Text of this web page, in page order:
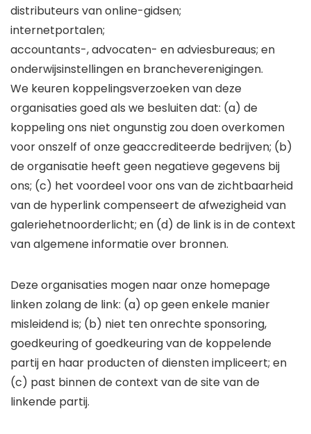
distributeurs van online-gidsen;
internetportalen;
accountants-, advocaten- en adviesbureaus; en
onderwijsinstellingen en brancheverenigingen.
We keuren koppelingsverzoeken van deze
organisaties goed als we besluiten dat: (a) de
koppeling ons niet ongunstig zou doen overkomen
voor onszelf of onze geaccrediteerde bedrijven; (b)
de organisatie heeft geen negatieve gegevens bij
ons; (c) het voordeel voor ons van de zichtbaarheid
van de hyperlink compenseert de afwezigheid van
galeriehetnoorderlicht; en (d) de link is in de context
van algemene informatie over bronnen.
Deze organisaties mogen naar onze homepage
linken zolang de link: (a) op geen enkele manier
misleidend is; (b) niet ten onrechte sponsoring,
goedkeuring of goedkeuring van de koppelende
partij en haar producten of diensten impliceert; en
(c) past binnen de context van de site van de
linkende partij.